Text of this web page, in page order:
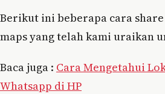
Berikut ini beberapa cara
maps yang telah kami uraikan
Baca juga : Cara Mengetahui
Whatsapp di HP